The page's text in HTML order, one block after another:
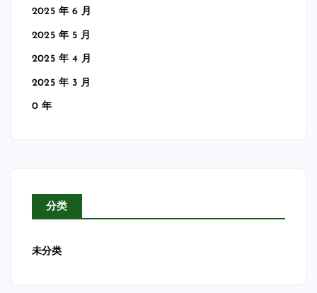
2025 年 6 月
2025 年 5 月
2025 年 4 月
2025 年 3 月
0 年
分类
未分类